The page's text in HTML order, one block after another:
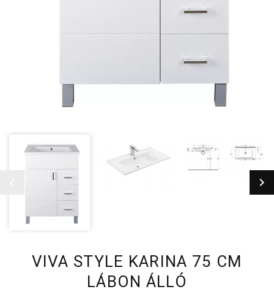
VIVA STYLE KARINA 75 CM
LÁBON ÁLLÓ